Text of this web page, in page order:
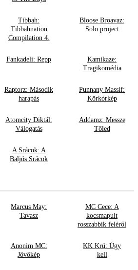
Tibbah:
Tibbahnation
Compilation 4.
Bloose Broavaz:
Solo project
Fankadeli: Repp
Kamikaze:
Tragikomédia
Raptorz: Második
harapás
Punnany Massif:
Körkórkép
Atomcity Diktál:
Válogatás
Addamz: Messze
Tőled
A Srácok: A
Baljós Srácok
Marcus May:
Tavasz
MC Cece: A
kocsmapult
rosszabbik feléről
Anonim MC:
Jövőkép
KK Krú: Úgy
kell